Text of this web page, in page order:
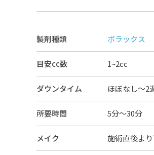
製剤種類 ボラックス
目安cc数 1~2cc
ダウンタイム ほぼなし〜2
所要時間 5分～30分
メイク 施術直後よ